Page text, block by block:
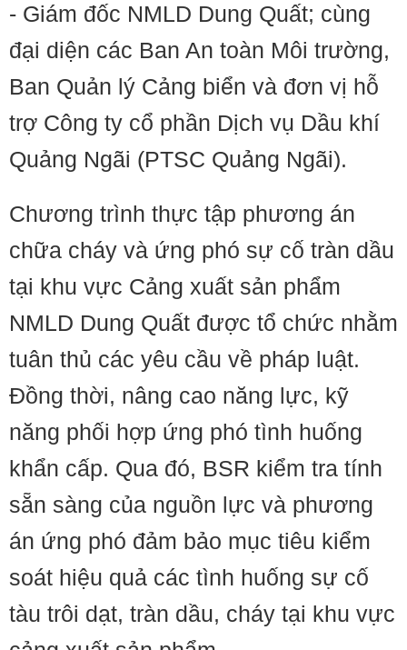
- Giám đốc NMLD Dung Quất; cùng
đại diện các Ban An toàn Môi trường,
Ban Quản lý Cảng biển và đơn vị hỗ
trợ Công ty cổ phần Dịch vụ Dầu khí
Quảng Ngãi (PTSC Quảng Ngãi).
Chương trình thực tập phương án
chữa cháy và ứng phó sự cố tràn dầu
tại khu vực Cảng xuất sản phẩm
NMLD Dung Quất được tổ chức nhằm
tuân thủ các yêu cầu về pháp luật.
Đồng thời, nâng cao năng lực, kỹ
năng phối hợp ứng phó tình huống
khẩn cấp. Qua đó, BSR kiểm tra tính
sẵn sàng của nguồn lực và phương
án ứng phó đảm bảo mục tiêu kiểm
soát hiệu quả các tình huống sự cố
tàu trôi dạt, tràn dầu, cháy tại khu vực